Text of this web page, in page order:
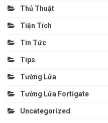
Thủ Thuật
Tiện Tích
Tin Tức
Tips
Tường Lửa
Tường Lửa Fortigate
Uncategorized